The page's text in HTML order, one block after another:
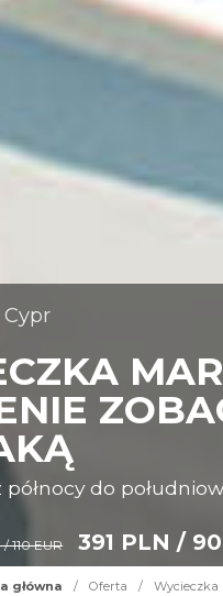
Cypr
północy do
110 EUR 391 PLN /
główna / Oferta / Wycieczka